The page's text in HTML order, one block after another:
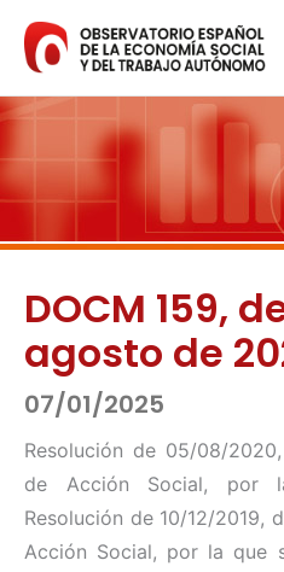
contenido
DOCM 159,
agosto de
07/01/2025
Resolución de 05/08/
de Acción Social, por
Resolución de 10/12/2019,
Acción Social, por la que